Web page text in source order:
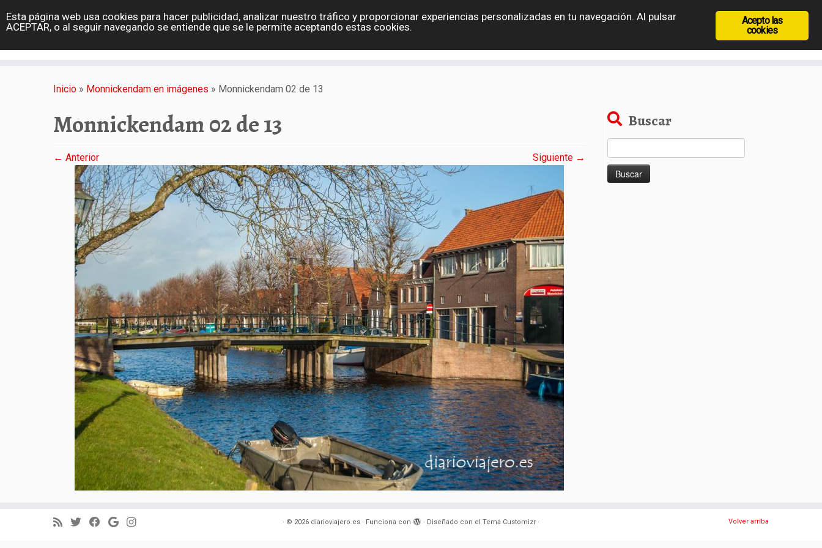
diarioviajero.es Portada Eslovaquia España Holanda Polonia Grecia Rep. Checa Hungría
Rumanía
Inicio » Monnickendam en imágenes » Monnickendam 02 de 13
Monnickendam 02 de 13
← Anterior Siguiente →
Buscar
· © 2026 diarioviajero.es · Funciona con · Diseñado con el Tema Customizr · Volver arriba
Acepto las
cookies
Esta página web usa cookies para hacer publicidad, analizar nuestro tráfico y proporcionar experiencias personalizadas en tu navegación. Al pulsar
ACEPTAR, o al seguir navegando se entiende que se le permite aceptando estas cookies.